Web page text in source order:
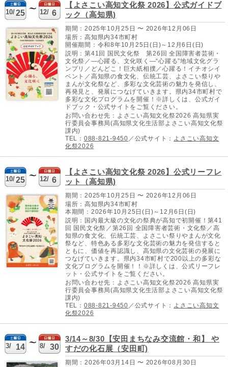
10/25 12/ 6
【よさこい高知文化祭 2026】公式ガイドブ
ック（高知県)
期間：2025年10月25日 〜 2026年12月06日
場所：高知県内34市町村
開催期間：令和8年10月25日(日)～12月6日(日)
説明：第41回 国民文化祭 第26回 全国障害者芸術・
文化祭／―心躍る、文化咲く―“心躍る”地域文化グラ
ンプリ／どんどこ！巨大紙相撲／心躍る！イチオシイ
ベント／高知県の食文化、伝統工芸、よさこい祭りや
まんが文化祭など、多彩な文化芸術の魅力を発信し、
再発見と、発展につなげていきます。県内34市町村で
多彩な文化プログラムを開催！※詳しくは、公式ガイ
ドブック・公式サイトをご覧ください。
お問い合わせ先：よさこい高知文化祭2026 高知県実
行委員会事務局(高知県文化生活部よさこい高知文化祭
課内)
TEL： 088-821-9450 ／公式サイト： よさこい高知文
化祭2026
10/25 12/ 6
【よさこい高知文化祭 2026】公式リーフレ
ット（高知県)
期間：2025年10月25日 〜 2026年12月06日
場所：高知県内34市町村
本期間：2026年10月25日(日)～12月6日(日)
説明：国内最大級の文化の祭典が高知で初開催！第41
回 国民文化祭／第26回 全国障害者芸術・文化祭／高
知県の食文化、伝統工芸、よさこい祭りやまんが文化
祭など、特色ある多彩な文化芸術の魅力を発信すると
ともに、価値を再認識し、高知県の文化芸術の発展に
つなげていきます。県内34市町村で200以上の多彩な
文化プログラムを開催！！※詳しくは、公式リーフレ
ット・公式サイトをご覧ください。
お問い合わせ先：よさこい高知文化祭2026 高知県実
行委員会事務局(高知県文化生活部よさこい高知文化祭
課内)
TEL： 088-821-9450 ／公式サイト： よさこい高知文
化祭2026
3/ 14 8/ 30
3/14～8/30【安田まちなみ交流館・和】 や
すだの化石展（安田町)
期間：2026年03月14日 〜 2026年08月30日